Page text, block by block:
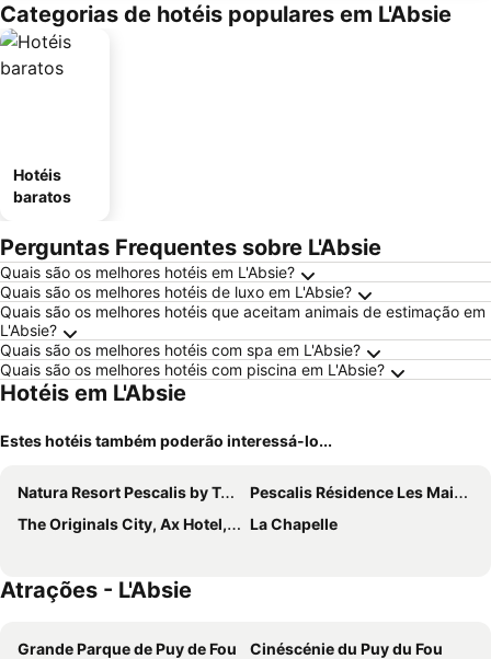
Categorias de hotéis populares em L'Absie
Hotéis
baratos
Perguntas Frequentes sobre L'Absie
Quais são os melhores hotéis em L'Absie?
Quais são os melhores hotéis de luxo em L'Absie?
Quais são os melhores hotéis que aceitam animais de estimação em
L'Absie?
Quais são os melhores hotéis com spa em L'Absie?
Quais são os melhores hotéis com piscina em L'Absie?
Hotéis em L'Absie
Estes hotéis também poderão interessá-lo...
Natura Resort Pescalis by Terres de France
Pescalis Résidence Les Maisons du Lac
The Originals City, Ax Hotel, La Châtaigneraie
La Chapelle
Atrações - L'Absie
Grande Parque de Puy de Fou
Cinéscénie du Puy du Fou